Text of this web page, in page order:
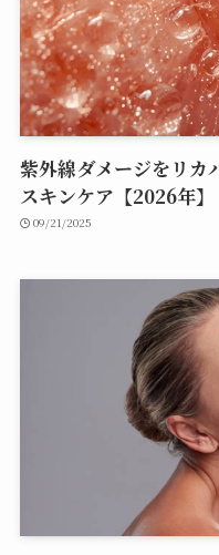
紫外線ダメージをリカ
スキンケア【2026年】
09/21/2025